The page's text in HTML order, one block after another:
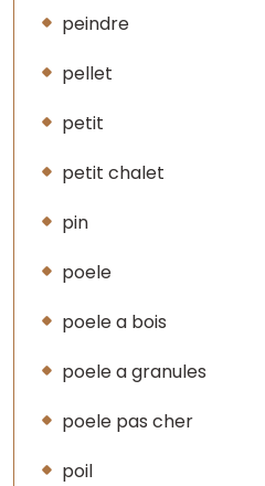
peindre
pellet
petit
petit chalet
pin
poele
poele a bois
poele a granules
poele pas cher
poil